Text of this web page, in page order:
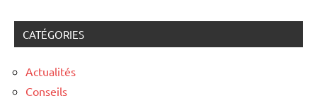
CATÉGORIES
Actualités
Conseils